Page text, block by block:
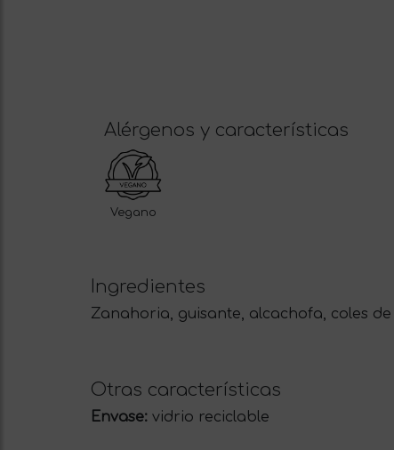
Alérgenos y características
Vegano
Ingredientes
Zanahoria, guisante, alcachofa, coles
Otras características
Envase: vidrio reciclable